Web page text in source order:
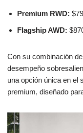
Premium RWD:
Flagship AWD:
Con su combinación
desempeño
una opción única en el
premium, diseñado